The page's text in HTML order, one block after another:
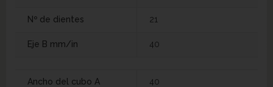
Nº de dientes 21
Eje B mm/in 40
Ancho del cubo A 40